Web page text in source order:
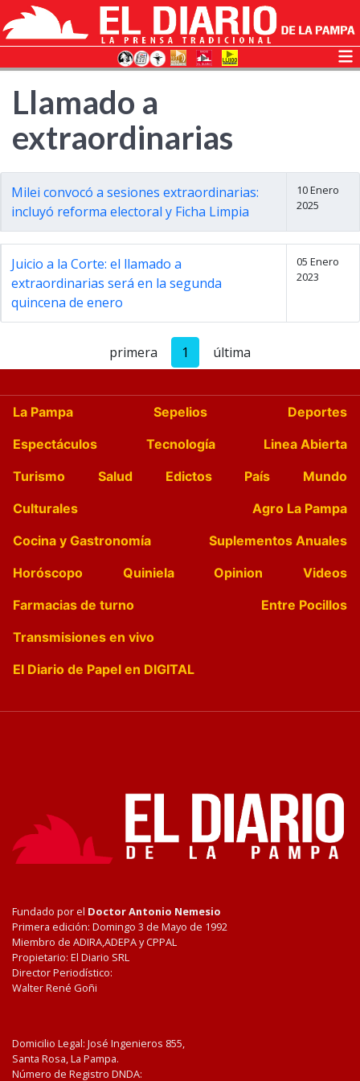
Llamado a
extraordinarias
Milei convocó a sesiones extraordinarias:
incluyó reforma electoral y Ficha Limpia
10 Enero
2025
Juicio a la Corte: el llamado a
extraordinarias será en la segunda
quincena de enero
05 Enero
2023
primera 1 última
La Pampa Sepelios
Deportes
Espectáculos
Tecnología
Linea Abierta
Turismo
Salud Edictos País
Mundo
Culturales
Agro La Pampa
Cocina y Gastronomía
Suplementos Anuales
Horóscopo
Quiniela Opinion
Videos
Farmacias de turno
Entre Pocillos
Transmisiones en vivo
El Diario de Papel en DIGITAL
Fundado por el Doctor Antonio Nemesio
Primera edición: Domingo 3 de Mayo de 1992
Miembro de ADIRA,ADEPA y CPPAL
Propietario: El Diario SRL
Director Periodístico:
Walter René Goñi
Domicilio Legal: José Ingenieros 855,
Santa Rosa, La Pampa.
Número de Registro DNDA: